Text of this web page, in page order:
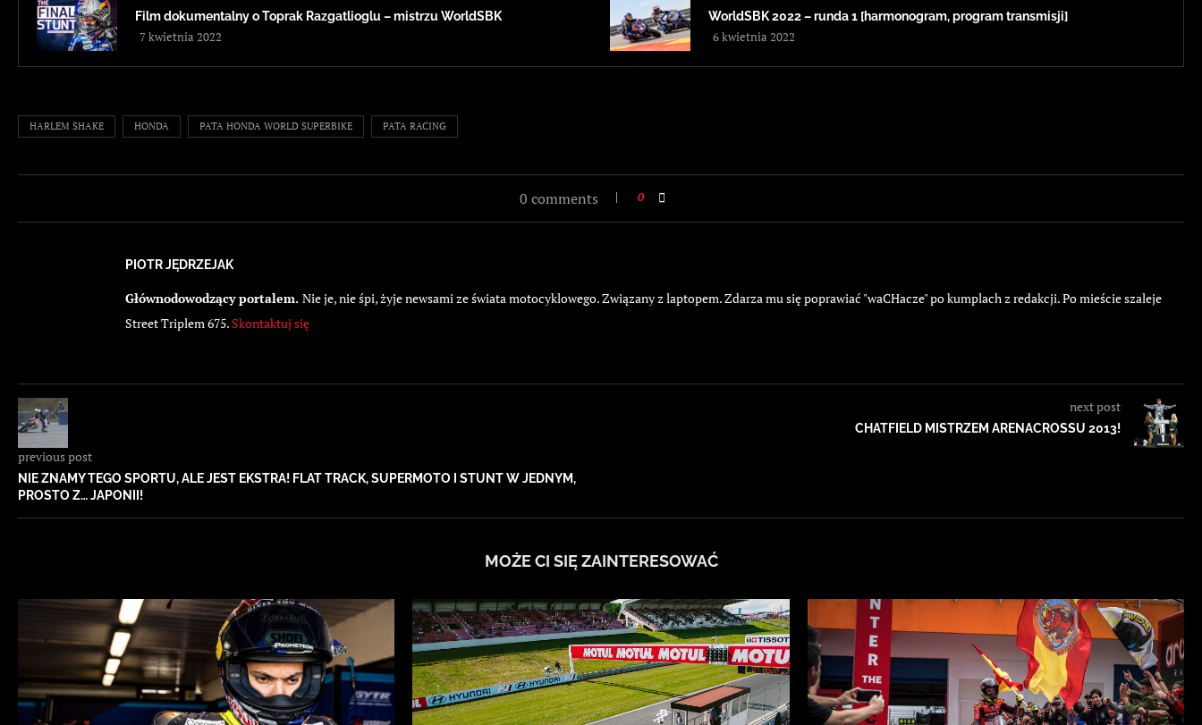
Film dokumentalny o Toprak Razgatlioglu – mistrzu WorldSBK
7 kwietnia 2022
WorldSBK 2022 – runda 1 [harmonogram, program transmisji]
6 kwietnia 2022
HARLEM SHAKE HONDA PATA HONDA WORLD SUPERBIKE PATA RACING
0 comments 0
PIOTR JĘDRZEJAK
Głównodowodzący portalem. Nie je, nie śpi, żyje newsami ze świata motocyklowego. Związany z laptopem. Zdarza mu się poprawiać "waCHacze" po kumplach z redakcji. Po mieście szaleje
Street Triplem 675. Skontaktuj się
previous post
NIE ZNAMY TEGO SPORTU, ALE JEST EKSTRA! FLAT TRACK, SUPERMOTO I STUNT W JEDNYM,
PROSTO Z… JAPONII!
next post
CHATFIELD MISTRZEM ARENACROSSU 2013!
MOŻE CI SIĘ ZAINTERESOWAĆ